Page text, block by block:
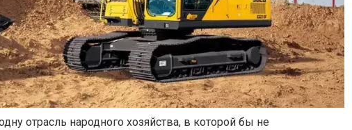
отрасль народного хозяйства, в которой бы не